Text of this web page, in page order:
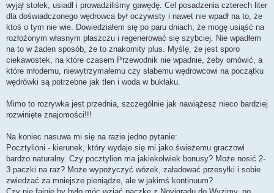
wyjął stołek, usiadł i prowadziliśmy gawędę. Cel posadzenia czterech liter
dla doświadczonego wędrowca był oczywisty i nawet nie wpadł na to, że
ktoś o tym nie wie. Dowiedziałem się po paru dniach, że mogę usiąść na
rozłożonym własnym płaszczu i regenerować się szybciej. Nie wpadłem
na to w żaden sposób, że to znakomity plus. Myślę, że jest sporo
ciekawostek, na które czasem Przewodnik nie wpadnie, żeby omówić, a
które młodemu, niewytrzymałemu czy słabemu wędrowcowi na początku
wędrówki są potrzebne jak tlen i woda w bukłaku.
Mimo to rozrywka jest przednia, szczególnie jak nawiążesz nieco bardziej
rozwinięte znajomości!!!
Na koniec nasuwa mi się na razie jedno pytanie:
Pocztylioni - kierunek, który wydaje się mi jako świeżemu graczowi
bardzo naturalny. Czy pocztylion ma jakiekolwiek bonusy? Może nosić 2-
3 paczki na raz? Może wypożyczyć wózek, załadować przesyłki i sobie
zwiedzać za mniejsze pieniądze, ale w jakimś kontinuum?